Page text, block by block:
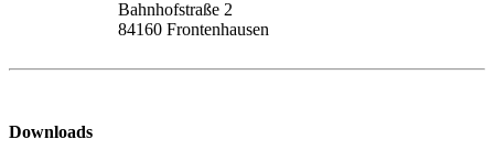
Bahnhofstraße 2
84160 Frontenhausen
Downloads